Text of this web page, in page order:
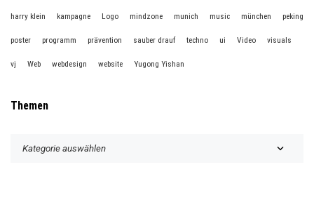
harry klein kampagne Logo mindzone munich music münchen peking
poster programm prävention sauber drauf techno ui Video visuals
vj Web webdesign website Yugong Yishan
Themen